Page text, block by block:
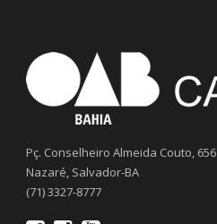
Pç. Conselheiro Almeida Couto, 656
Nazaré, Salvador-BA
(71) 3327-8777